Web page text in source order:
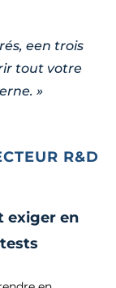
een trois
tout votre
»
R&D
exiger en